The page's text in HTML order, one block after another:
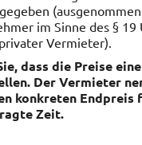
im Sinne des § 19
Vermieter).
dass die Preise eine
Der Vermieter
konkreten Endpreis
Zeit.